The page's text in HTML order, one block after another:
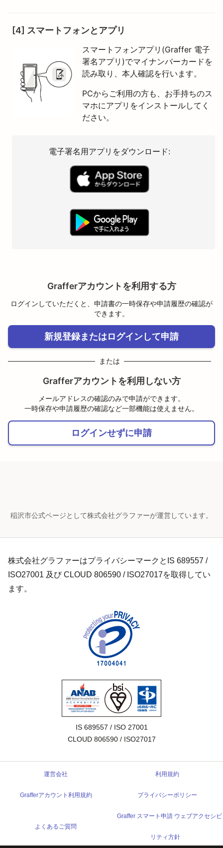
[4] スマートフォンとアプリ
スマートフォンアプリ(Graffer 電子
署名アプリ)でマイナンバーカードを
読み取り、本人確認を行います。
PCからご利用の方も、お手持ちのス
マホにアプリをインストールしてく
ださい。
電子署名用アプリをダウンロード:
Grafferアカウントを利用する方
ログインしていただくと、申請書の一時保存や申請履歴の確認が
できます。
新規登録またはログインして申請
または
Grafferアカウントを利用しない方
メールアドレスの確認のみで申請ができます。
一時保存や申請履歴の確認など一部機能は使えません。
ログインせずに申請
稲沢市公式ページとして株式会社グラファーが運営しています。
株式会社グラファーはプライバシーマークとIS 689557 /
ISO27001 及び CLOUD 806590 / ISO27017を取得してい
ます。
IS 689557 / ISO 27001
CLOUD 806590 / ISO27017
運営会社 利用規約
Grafferアカウント利用規約 プライバシーポリシー
よくあるご質問
Graffer スマート申請 ウェブアクセシビ
リティ方針